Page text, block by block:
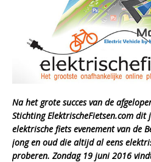
Na het grote succes van de
Stichting ElektrischeFietsen.com
elektrische fiets evenement van de
jong en oud die altijd al eens
proberen. Zondag 19 juni 2016